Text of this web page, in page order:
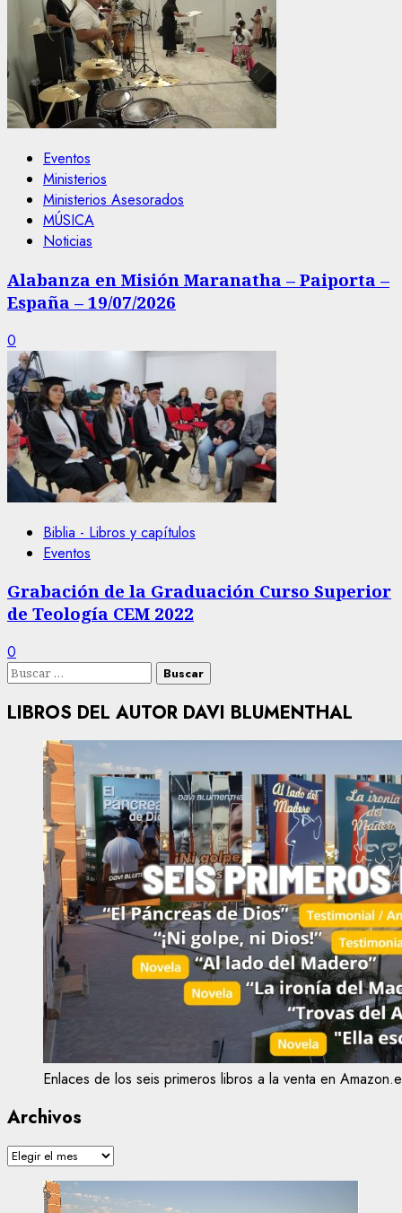
Eventos
Ministerios
Ministerios Asesorados
MÚSICA
Noticias
Alabanza en Misión Maranatha – Paiporta –
España – 19/07/2026
0
Biblia - Libros y capítulos
Eventos
Grabación de la Graduación Curso Superior
de Teología CEM 2022
0
Buscar:
LIBROS DEL AUTOR DAVI BLUMENTHAL
Enlaces de los seis primeros libros a la venta en
Archivos
Archivos